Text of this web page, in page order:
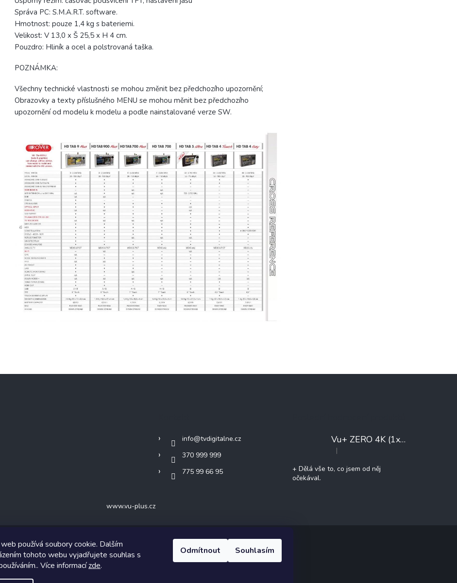
používá soubory cookie. Dalším
tohoto webu vyjadřujete souhlas s
Více informacízde.
Odmítnout Souhlasím
Správa PC: S.M.A.R.T. software.
Hmotnost: pouze 1,4 kg s bateriemi.
Velikost: V 13,0 x Š 25,5 x H 4 cm.
Pouzdro: Hliník a ocel a polstrovaná taška.
POZNÁMKA:
Všechny technické vlastnosti se mohou změnit bez předchozího upozornění;
Obrazovky a texty příslušného MENU se mohou měnit bez předchozího
upozornění od modelu k modelu a podle nainstalované verze SW.
info@tvdigitalne.cz
370 999 999
775 99 66 95
Vu+ ZERO 4K (1x DVB-T2/C)
Hodnocení produktu je 5 z 5 hvězdiček.
|
+ Dělá vše to, co jsem od něj
očekával.
www.vu-plus.cz
Copyright 2026TVdigitalne.cz . Všechna práva vyhrazena.